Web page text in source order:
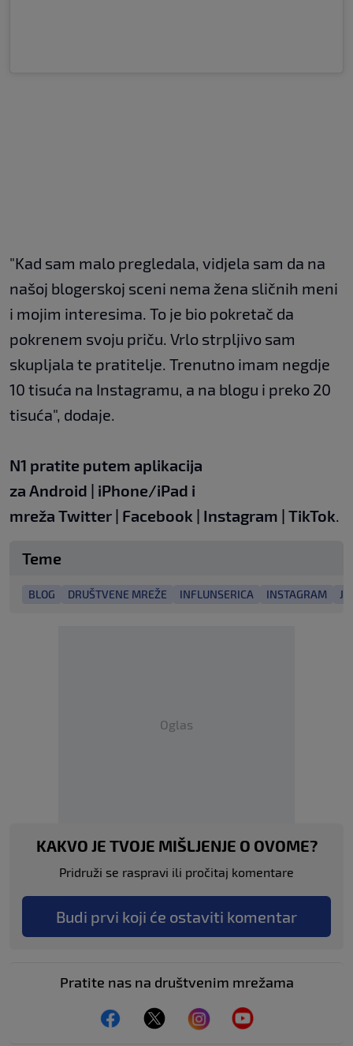
"Kad sam malo pregledala, vidjela sam da na
našoj blogerskoj sceni nema žena sličnih meni
i mojim interesima. To je bio pokretač da
pokrenem svoju priču. Vrlo strpljivo sam
skupljala te pratitelje. Trenutno imam negdje
10 tisuća na Instagramu, a na blogu i preko 20
tisuća", dodaje.
N1 pratite putem aplikacija
za Android | iPhone/iPad i
mreža Twitter | Facebook | Instagram | TikTok.
Teme
BLOG DRUŠTVENE MREŽE INFLUNSERICA INSTAGRAM
Oglas
KAKVO JE TVOJE MIŠLJENJE O OVOME?
Pridruži se raspravi ili pročitaj komentare
Budi prvi koji će ostaviti komentar
Pratite nas na društvenim mrežama